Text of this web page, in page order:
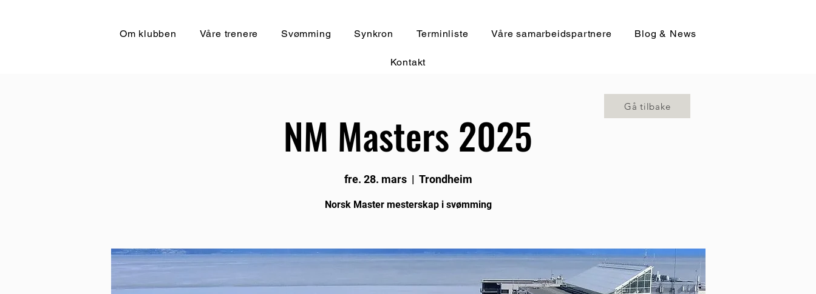
Om klubben Våre trenere Svømming Synkron Terminliste Våre samarbeidspartnere Blog & News
Kontakt
NM Masters 2025
fre. 28. mars
  |
Trondheim
Norsk Master mesterskap i svømming
Gå tilbake